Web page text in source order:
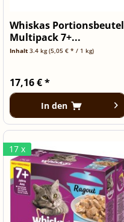
Whiskas Portionsbeutel
Multipack 7+...
Inhalt3.4 kg(5,05 € * / 1 kg)
17,16 € *
In den
17 x